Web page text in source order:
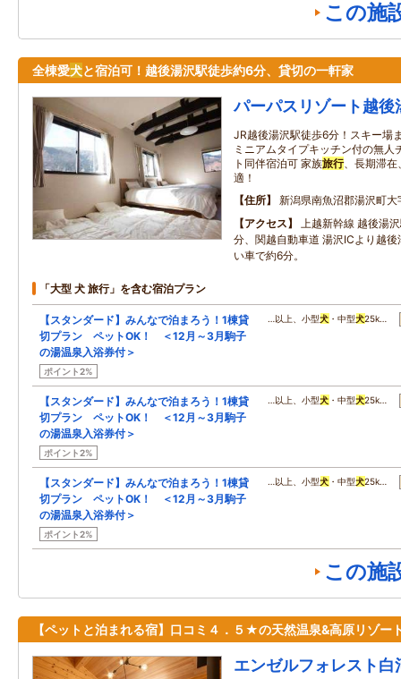
この施
全棟愛犬と宿泊可！越後湯沢駅徒歩約6分、貸切の一軒家
パーパスリゾート越後
JR越後湯沢駅徒歩6分！スキー場
ミニアムタイプキッチン付の無人
ト同伴宿泊可 家族旅行、長期滞在
適！
住所
新潟県南魚沼郡湯沢町
アクセス
上越新幹線 越後湯
分、関越自動車道 湯沢ICより越
い車で約6分。
「大型 犬 旅行」を含む宿泊プラン
【スタンダード】みんなで泊まろう！1棟貸
切プラン ペットOK！ ＜12月～3月駒子
の湯温泉入浴券付＞
ポイント2%
…以上、小型犬 ・中型犬25k…
【スタンダード】みんなで泊まろう！1棟貸
切プラン ペットOK！ ＜12月～3月駒子
の湯温泉入浴券付＞
ポイント2%
…以上、小型犬 ・中型犬25k…
【スタンダード】みんなで泊まろう！1棟貸
切プラン ペットOK！ ＜12月～3月駒子
の湯温泉入浴券付＞
ポイント2%
…以上、小型犬 ・中型犬25k…
この施
【ペットと泊まれる宿】口コミ４．５★の天然温泉&高原リゾー
エンゼルフォレスト白